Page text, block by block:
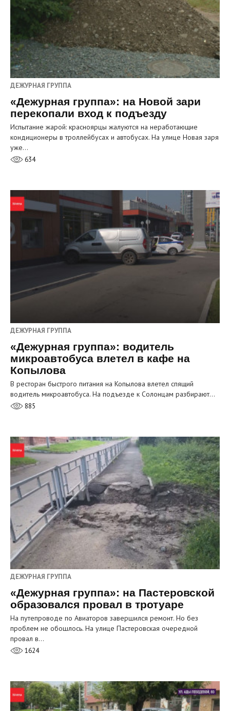
ДЕЖУРНАЯ ГРУППА
«Дежурная группа»: на Новой зари
перекопали вход к подъезду
Испытание жарой: красноярцы жалуются на неработающие
кондиционеры в троллейбусах и автобусах. На улице Новая заря
уже…
634
ДЕЖУРНАЯ ГРУППА
«Дежурная группа»: водитель
микроавтобуса влетел в кафе на
Копылова
В ресторан быстрого питания на Копылова влетел спящий
водитель микроавтобуса. На подъезде к Солонцам разбирают…
885
ДЕЖУРНАЯ ГРУППА
«Дежурная группа»: на Пастеровской
образовался провал в тротуаре
На путепроводе по Авиаторов завершился ремонт. Но без
проблем не обошлось. На улице Пастеровская очередной
провал в…
1624